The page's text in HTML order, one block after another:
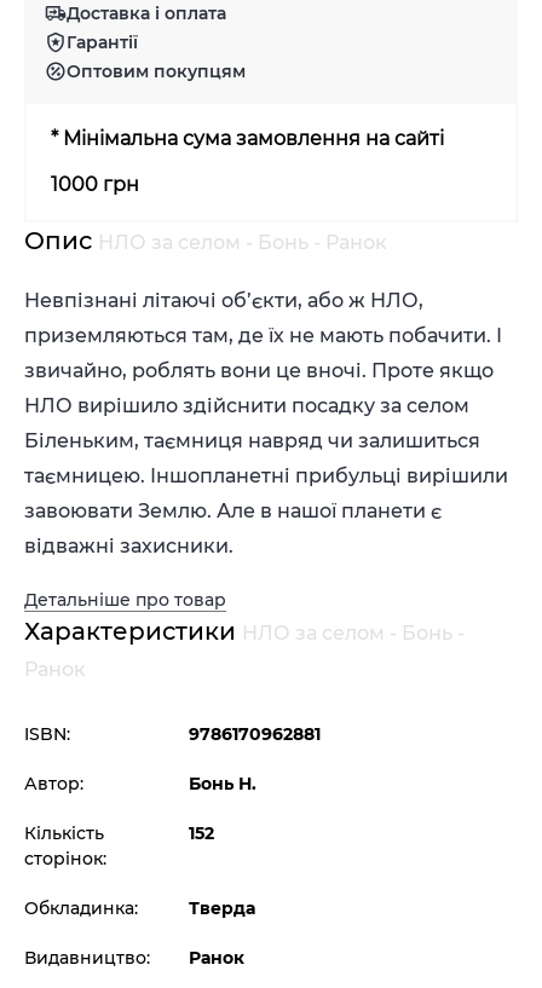
Доставка і оплата
Гарантії
Оптовим покупцям
* Мінімальна сума замовлення на сайті
1000 грн
Опис НЛО за селом - Бонь - Ранок
Невпізнані літаючі об’єкти, або ж НЛО,
приземляються там, де їх не мають побачити. І
звичайно, роблять вони це вночі. Проте якщо
НЛО вирішило здійснити посадку за селом
Біленьким, таємниця навряд чи залишиться
таємницею. Іншопланетні прибульці вирішили
завоювати Землю. Але в нашої планети є
відважні захисники.
Детальніше про товар
Характеристики НЛО за селом - Бонь -
Ранок
ISBN: 9786170962881
Автор: Бонь Н.
Кількість
сторінок:
152
Обкладинка: Тверда
Видавництво: Ранок